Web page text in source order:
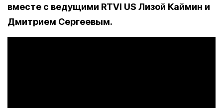
вместе с ведущими RTVI US Лизой Каймин и
Дмитрием Сергеевым.